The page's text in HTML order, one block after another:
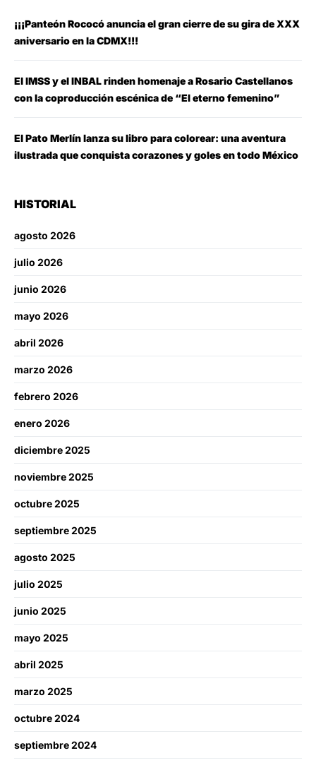
¡¡¡Panteón Rococó anuncia el gran cierre de su gira de XXX
aniversario en la CDMX!!!
El IMSS y el INBAL rinden homenaje a Rosario Castellanos
con la coproducción escénica de “El eterno femenino”
El Pato Merlín lanza su libro para colorear: una aventura
ilustrada que conquista corazones y goles en todo México
HISTORIAL
agosto 2026
julio 2026
junio 2026
mayo 2026
abril 2026
marzo 2026
febrero 2026
enero 2026
diciembre 2025
noviembre 2025
octubre 2025
septiembre 2025
agosto 2025
julio 2025
junio 2025
mayo 2025
abril 2025
marzo 2025
octubre 2024
septiembre 2024